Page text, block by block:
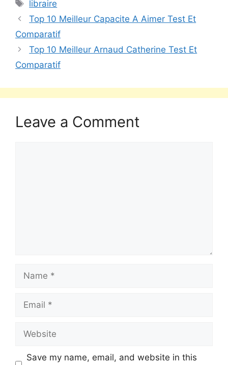
libraire
Top 10 Meilleur Capacite A Aimer Test Et
Comparatif
Top 10 Meilleur Arnaud Catherine Test Et
Comparatif
Leave a Comment
Save my name, email, and website in this